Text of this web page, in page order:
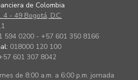
de Colombia
4 - 49 Bogotá, D.C.
594 0200 - +57 601 350 8166
018000 120 100
601 307 8042
de 8:00 a.m. a 6:00 p.m. jornada